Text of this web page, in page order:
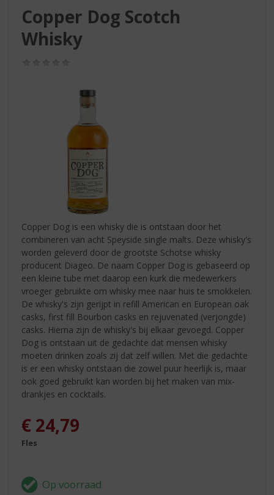
Copper Dog Scotch
Whisky
Copper Dog is een whisky die is ontstaan door het
combineren van acht Speyside single malts. Deze whisky's
worden geleverd door de grootste Schotse whisky
producent Diageo. De naam Copper Dog is gebaseerd op
een kleine tube met daarop een kurk die medewerkers
vroeger gebruikte om whisky mee naar huis te smokkelen.
De whisky's zijn gerijpt in refill American en European oak
casks, first fill Bourbon casks en rejuvenated (verjongde)
casks. Hierna zijn de whisky's bij elkaar gevoegd. Copper
Dog is ontstaan uit de gedachte dat mensen whisky
moeten drinken zoals zij dat zelf willen. Met die gedachte
is er een whisky ontstaan die zowel puur heerlijk is, maar
ook goed gebruikt kan worden bij het maken van mix-
drankjes en cocktails.
€ 24,79
Fles